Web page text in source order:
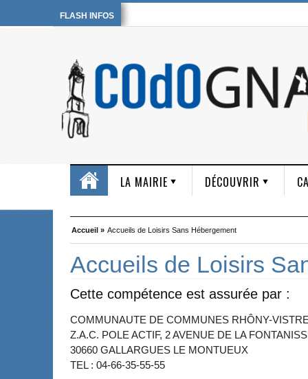
FLASH INFOS
LA MAIRIE DÉCOUVRIR
Accueil » Accueils de Loisirs Sans Hébergement
Accueils de Loisirs
Cette compétence est assurée par :
COMMUNAUTE DE COMMUNES RHÔNY-
Z.A.C. POLE ACTIF, 2 AVENUE DE LA
30660 GALLARGUES LE MONTUEUX
TEL : 04-66-35-55-55